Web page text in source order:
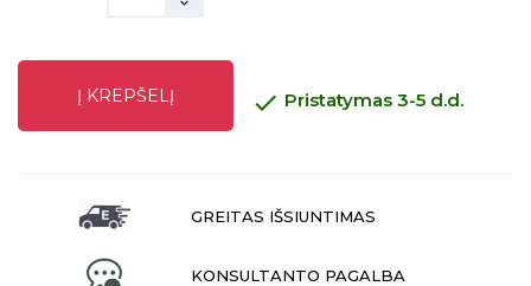
Į KREPŠELĮ  Pristatymas 3-5 d.d.
GREITAS IŠSIUNTIMAS
KONSULTANTO PAGALBA